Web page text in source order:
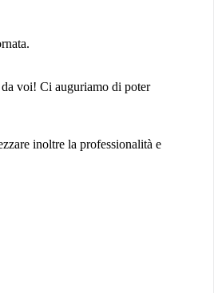
voi! Ci auguriamo di poter
inoltre la professionalità e